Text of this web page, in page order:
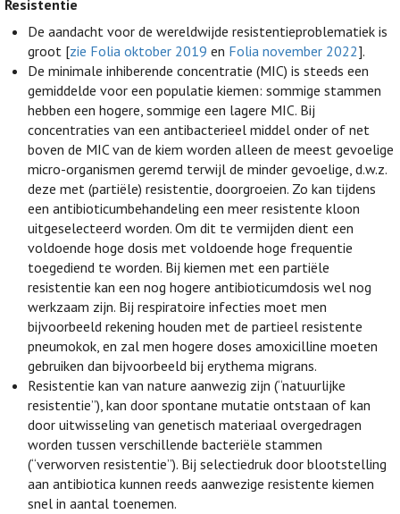
Resistentie
De aandacht voor de wereldwijde resistentieproblematiek is
groot [zie Folia oktober 2019 en Folia november 2022].
De minimale inhiberende concentratie (MIC) is steeds een
gemiddelde voor een populatie kiemen: sommige stammen
hebben een hogere, sommige een lagere MIC. Bij
concentraties van een antibacterieel middel onder of net
boven de MIC van de kiem worden alleen de meest gevoelige
micro-organismen geremd terwijl de minder gevoelige, d.w.z.
deze met (partiële) resistentie, doorgroeien. Zo kan tijdens
een antibioticumbehandeling een meer resistente kloon
uitgeselecteerd worden. Om dit te vermijden dient een
voldoende hoge dosis met voldoende hoge frequentie
toegediend te worden. Bij kiemen met een partiële
resistentie kan een nog hogere antibioticumdosis wel nog
werkzaam zijn. Bij respiratoire infecties moet men
bijvoorbeeld rekening houden met de partieel resistente
pneumokok, en zal men hogere doses amoxicilline moeten
gebruiken dan bijvoorbeeld bij erythema migrans.
Resistentie kan van nature aanwezig zijn (“natuurlijke
resistentie”), kan door spontane mutatie ontstaan of kan
door uitwisseling van genetisch materiaal overgedragen
worden tussen verschillende bacteriële stammen
(“verworven resistentie”). Bij selectiedruk door blootstelling
aan antibiotica kunnen reeds aanwezige resistente kiemen
snel in aantal toenemen.